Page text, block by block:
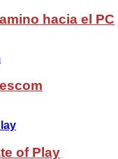
hacia el PC
of Play